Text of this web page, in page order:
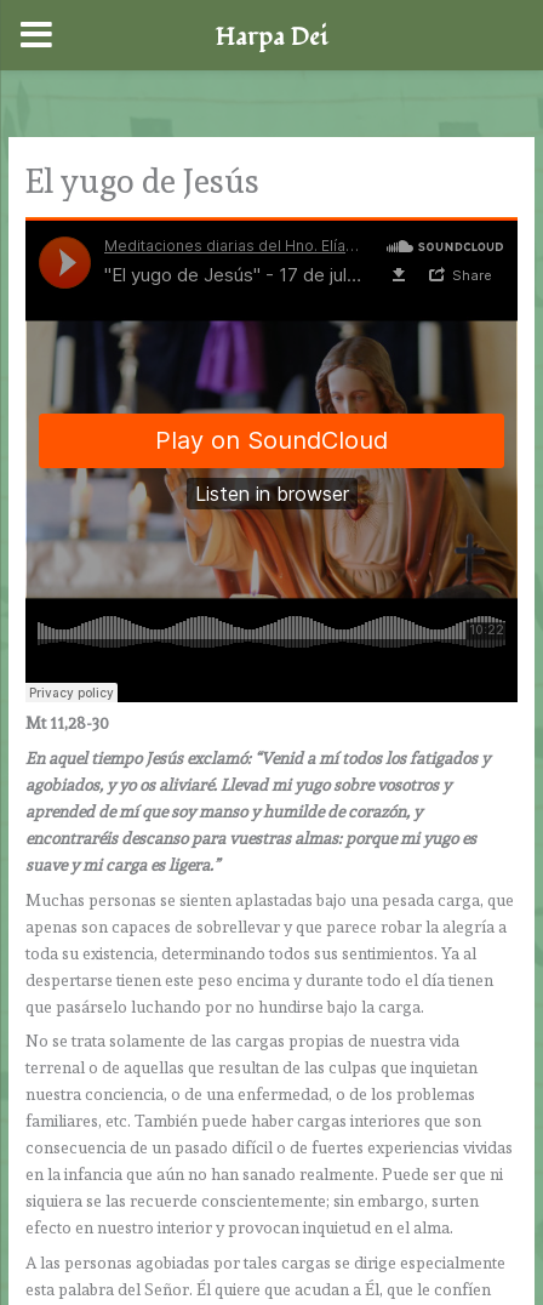
contenido
El yugo de Jesús
Mt 11,28-30
En aquel tiempo Jesús exclamó: “Venid a mí todos los fatigados y
agobiados, y yo os aliviaré. Llevad mi yugo sobre vosotros y
aprended de mí que soy manso y humilde de corazón, y
encontraréis descanso para vuestras almas: porque mi yugo es
suave y mi carga es ligera.”
Muchas personas se sienten aplastadas bajo una pesada carga, que
apenas son capaces de sobrellevar y que parece robar la alegría a
toda su existencia, determinando todos sus sentimientos. Ya al
despertarse tienen este peso encima y durante todo el día tienen
que pasárselo luchando por no hundirse bajo la carga.
No se trata solamente de las cargas propias de nuestra vida
terrenal o de aquellas que resultan de las culpas que inquietan
nuestra conciencia, o de una enfermedad, o de los problemas
familiares, etc. También puede haber cargas interiores que son
consecuencia de un pasado difícil o de fuertes experiencias vividas
en la infancia que aún no han sanado realmente. Puede ser que ni
siquiera se las recuerde conscientemente; sin embargo, surten
efecto en nuestro interior y provocan inquietud en el alma.
A las personas agobiadas por tales cargas se dirige especialmente
esta palabra del Señor. Él quiere que acudan a Él, que le confíen
Harpa Dei